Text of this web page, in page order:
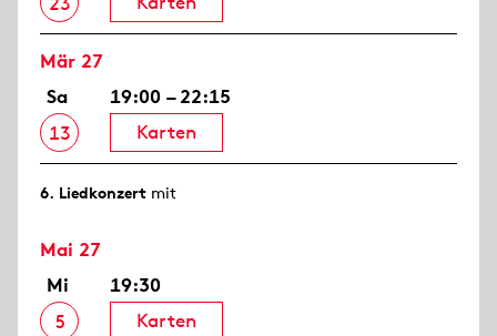
Mär 27
Sa
13
19:00 – 22:15
Karten
6. Lied­konzert mit
Mai 27
Mi
5
19:30
Karten